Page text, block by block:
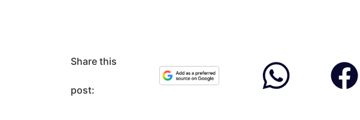
Share this
post: